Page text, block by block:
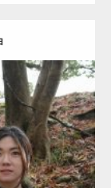
ョ) 大胸筋 腹筋
にてマッスルプ
MORNING」